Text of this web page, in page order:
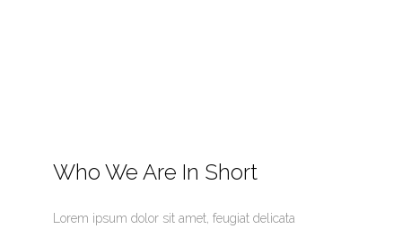
Who We Are In Short
Lorem ipsum dolor sit amet, feugiat delicata